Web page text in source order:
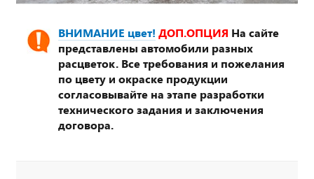
ВНИМАНИЕ цвет! ДОП.ОПЦИЯ На сайте
представлены автомобили разных
расцветок. Все требования и пожелания
по цвету и окраске продукции
согласовывайте на этапе разработки
технического задания и заключения
договора.